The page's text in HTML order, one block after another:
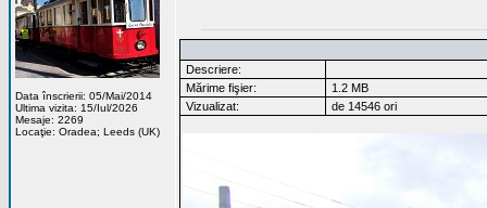
Data înscrierii: 05/Mai/2014
Ultima vizita: 15/Iul/2026
Mesaje: 2269
Locaţie: Oradea; Leeds (UK)
Descriere:
Mărime fişier:
1.2 MB
Vizualizat:
de 14546 ori